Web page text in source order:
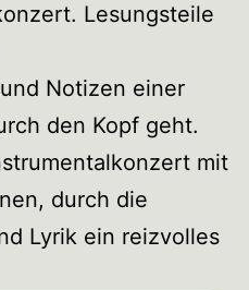
Lesungsteile
Notizen einer
den Kopf geht.
mit
durch die
Lyrik ein reizvolles